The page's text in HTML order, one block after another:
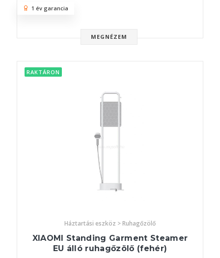
MEGNÉZEM
1 év garancia
RAKTÁRON
Háztartási eszköz > Ruhagőzölő
XIAOMI Standing Garment Steamer
EU álló ruhagőzölő (fehér)